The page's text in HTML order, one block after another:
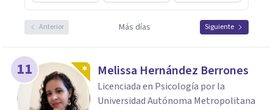
Anterior Más días Siguiente
11 Melissa Hernández Berrones
Licenciada en Psicología por la
Universidad Autónoma Metropolitana